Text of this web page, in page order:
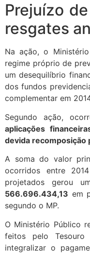
Prejuízo
resgates
Na ação, o
regime próprio de
um desequilíbrio
dos fundos
complementar em
Segundo ação,
aplicações
devida recomposição
A soma do valor
ocorridos entre
projetados gerou
566.696.434,13 em
segundo o MP.
O Ministério Público
feitos pelo Tesouro
integralizar o